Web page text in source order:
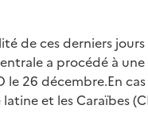
de ces derniers
a procédé à
26 décembre.En
et les Caraïbes